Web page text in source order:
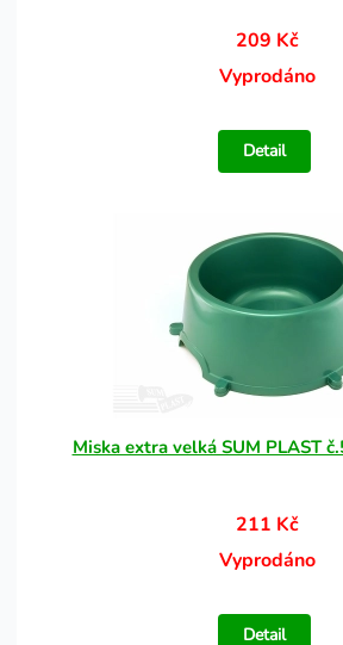
209 Kč
Vyprodáno
Detail
Miska extra velká SUM PLAST
211 Kč
Vyprodáno
Detail